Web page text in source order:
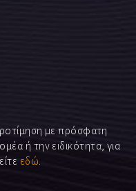
με πρόσφατη
ή την ειδικότητα, για
εδώ.